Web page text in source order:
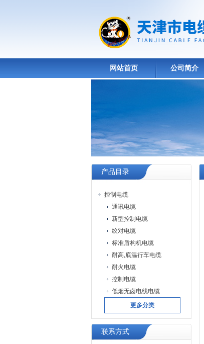
网站首页 公司简介
产品目录
控制电缆
通讯电缆
新型控制电缆
绞对电缆
标准盾构机电缆
耐高,底温行车电缆
耐火电缆
控制电缆
低烟无卤电线电缆
更多分类
联系方式